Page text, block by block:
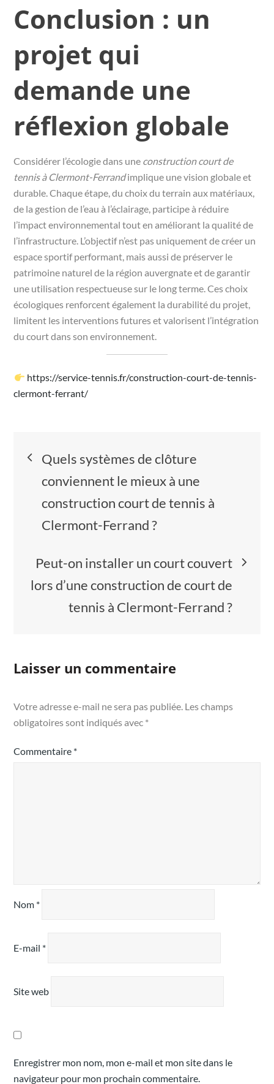
Conclusion : un
projet qui
demande une
réflexion globale
Considérer l’écologie dans une construction court de
tennis à Clermont-Ferrandimplique une vision globale et
durable. Chaque étape, du choix du terrain aux matériaux,
de la gestion de l’eau à l’éclairage, participe à réduire
l’impact environnemental tout en améliorant la qualité de
l’infrastructure. L’objectif n’est pas uniquement de créer un
espace sportif performant, mais aussi de préserver le
patrimoine naturel de la région auvergnate et de garantir
une utilisation respectueuse sur le long terme. Ces choix
écologiques renforcent également la durabilité du projet,
limitent les interventions futures et valorisent l’intégration
du court dans son environnement.
https://service-tennis.fr/construction-court-de-tennis-
clermont-ferrant/
Navigation
de
l’article
Quels systèmes de clôture
conviennent le mieux à une
construction court de tennis à
Clermont-Ferrand ?
Peut-on installer un court couvert
lors d’une construction de court de
tennis à Clermont-Ferrand ?
Laisser un commentaire
Votre adresse e-mail ne sera pas publiée. Les champs
obligatoires sont indiqués avec *
Commentaire *
Nom *
E-mail *
Site web
Enregistrer mon nom, mon e-mail et mon site dans le
navigateur pour mon prochain commentaire.